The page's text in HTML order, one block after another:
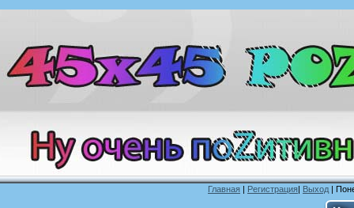
Главная | Регистрация| Выход |